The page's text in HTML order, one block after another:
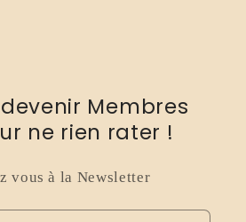
Membres
ne rien rater !
vous à la Newsletter